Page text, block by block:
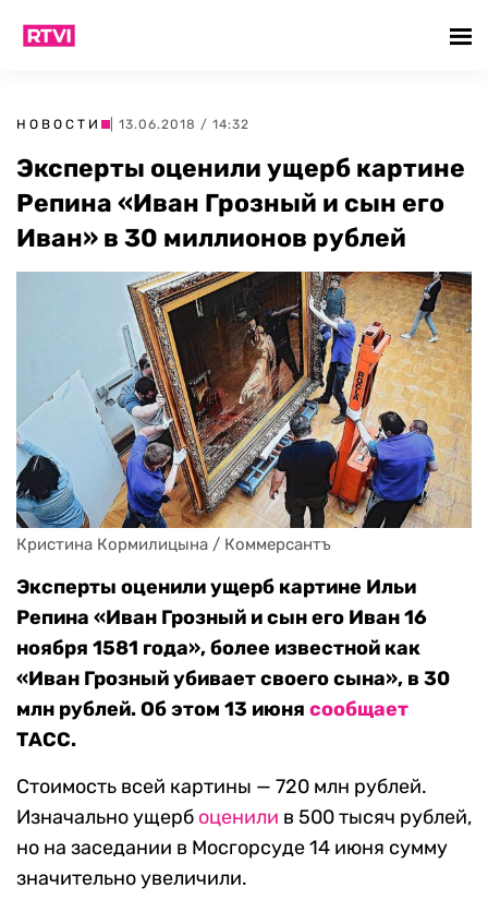
НОВОСТИ | 13.06.2018 / 14:32
Эксперты оценили ущерб картине
Репина «Иван Грозный и сын его
Иван» в 30 миллионов рублей
Кристина Кормилицына / Коммерсантъ
Эксперты оценили ущерб картине Ильи
Репина «Иван Грозный и сын его Иван 16
ноября 1581 года», более известной как
«Иван Грозный убивает своего сына», в 30
млн рублей. Об этом 13 июня сообщает
ТАСС.
Стоимость всей картины — 720 млн рублей.
Изначально ущерб оценили в 500 тысяч рублей,
но на заседании в Мосгорсуде 14 июня сумму
значительно увеличили.